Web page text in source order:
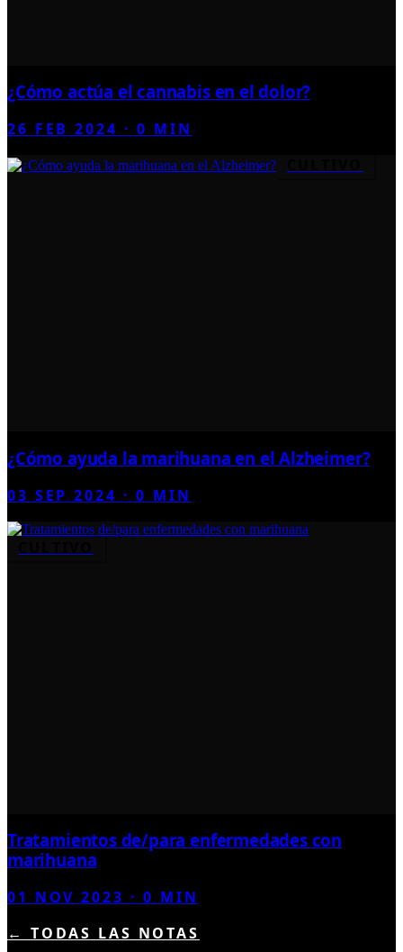
¿Cómo actúa el cannabis en el dolor?
26 FEB 2024 ·0 MIN
¿Cómo ayuda la marihuana en el Alzheimer?
03 SEP 2024 ·0 MIN
Tratamientos de/para enfermedades con
marihuana
01 NOV 2023 ·0 MIN
← TODAS LAS NOTAS